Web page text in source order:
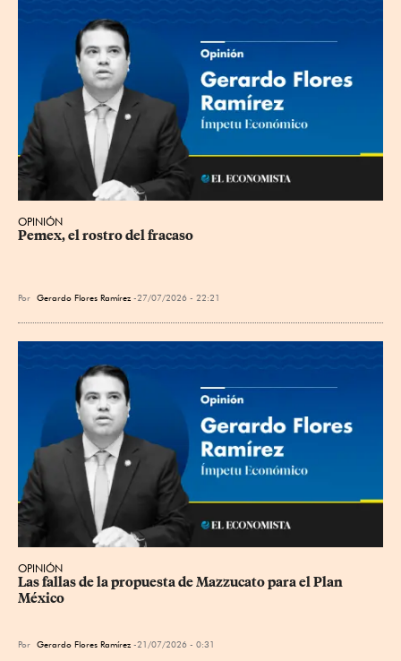
OPINIÓN
Pemex, el rostro del fracaso
Por Gerardo Flores Ramírez 27/07/2026 - 22:21
OPINIÓN
Las fallas de la propuesta de Mazzucato para el Plan
México
Por Gerardo Flores Ramírez 21/07/2026 - 0:31